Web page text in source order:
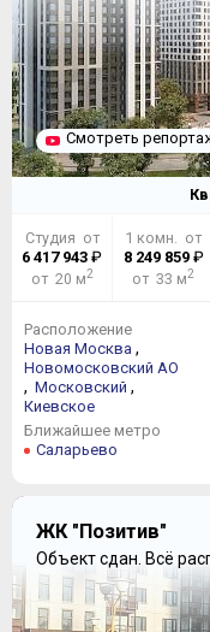
Смотреть
Студия от
6 417 943 ₽
от 20 м2
1 комн. от
8 249 859₽
от 33 м2
Расположение
Новая Москва ,
Новомосковский АО
, Московский ,
Киевское
Ближайшее метро
Саларьево
ЖК "Позитив"
Объект сдан. Всё